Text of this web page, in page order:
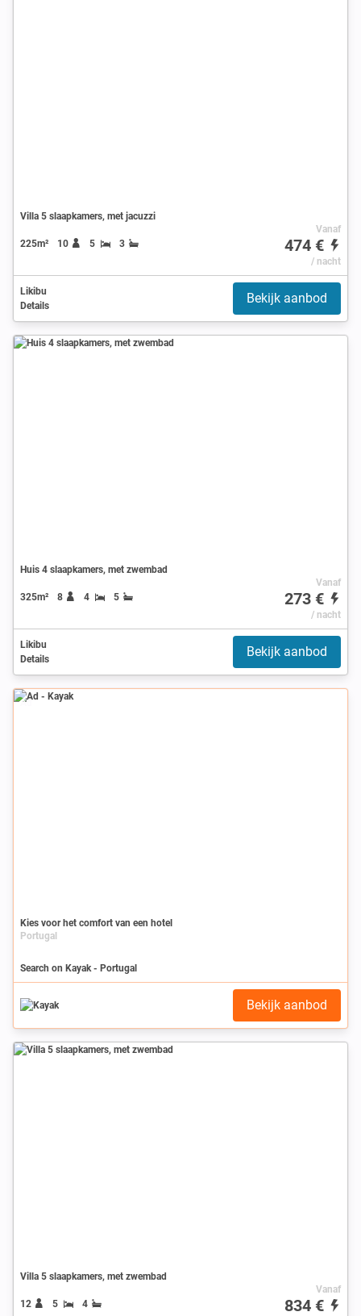
Villa 5 slaapkamers, met jacuzzi
225m² 10 5 3
Vanaf
474 €
/ nacht
Likibu
Details
Bekijk aanbod
Huis 4 slaapkamers, met zwembad
325m² 8 4 5
Vanaf
273 €
/ nacht
Likibu
Details
Bekijk aanbod
Ad
Kies voor het comfort van een hotel
Portugal
Search on Kayak - Portugal
Bekijk aanbod
Villa 5 slaapkamers, met zwembad
12 5 4
Vanaf
834 €